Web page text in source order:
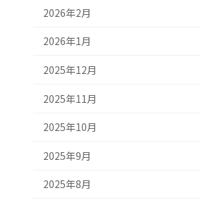
2026年2月
2026年1月
2025年12月
2025年11月
2025年10月
2025年9月
2025年8月